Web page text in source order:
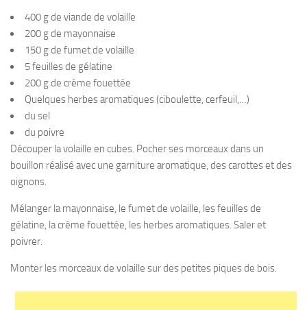
Sauces
400 g de viande de volaille
200 g de mayonnaise
150 g de fumet de volaille
5 feuilles de gélatine
200 g de crème fouettée
Quelques herbes aromatiques (ciboulette, cerfeuil,…)
du sel
du poivre
Découper la volaille en cubes. Pocher ses morceaux dans un
bouillon réalisé avec une garniture aromatique, des carottes et des
oignons.
Mélanger la mayonnaise, le fumet de volaille, les feuilles de
gélatine, la crème fouettée, les herbes aromatiques. Saler et
poivrer.
Monter les morceaux de volaille sur des petites piques de bois.